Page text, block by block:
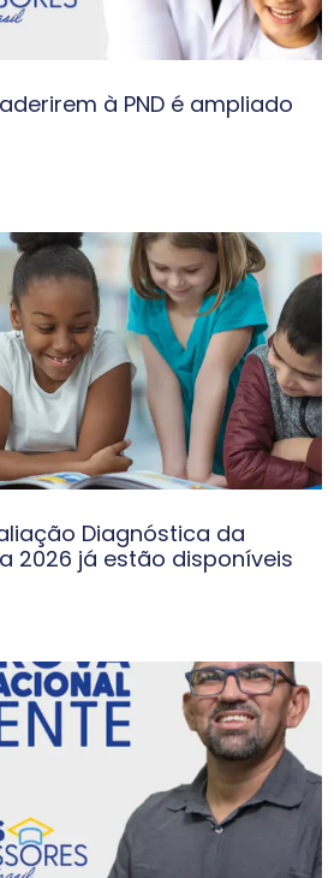
à PND é ampliado
Diagnóstica da
2026 já estão disponíveis